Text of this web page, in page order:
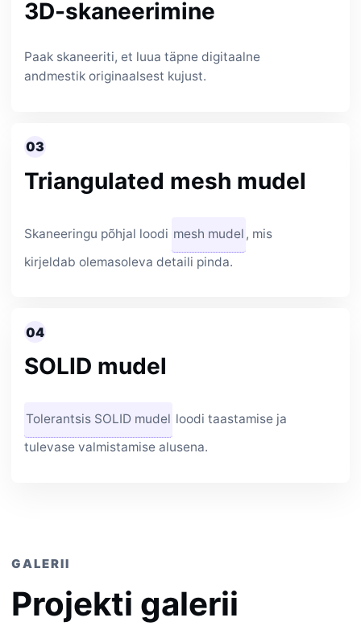
3D-skaneerimine
Paak skaneeriti, et luua täpne digitaalne
andmestik originaalsest kujust.
03
Triangulated mesh mudel
Skaneeringu põhjal loodi mesh mudel , mis
kirjeldab olemasoleva detaili pinda.
04
SOLID mudel
Tolerantsis SOLID mudel loodi taastamise ja
tulevase valmistamise alusena.
GALERII
Projekti galerii